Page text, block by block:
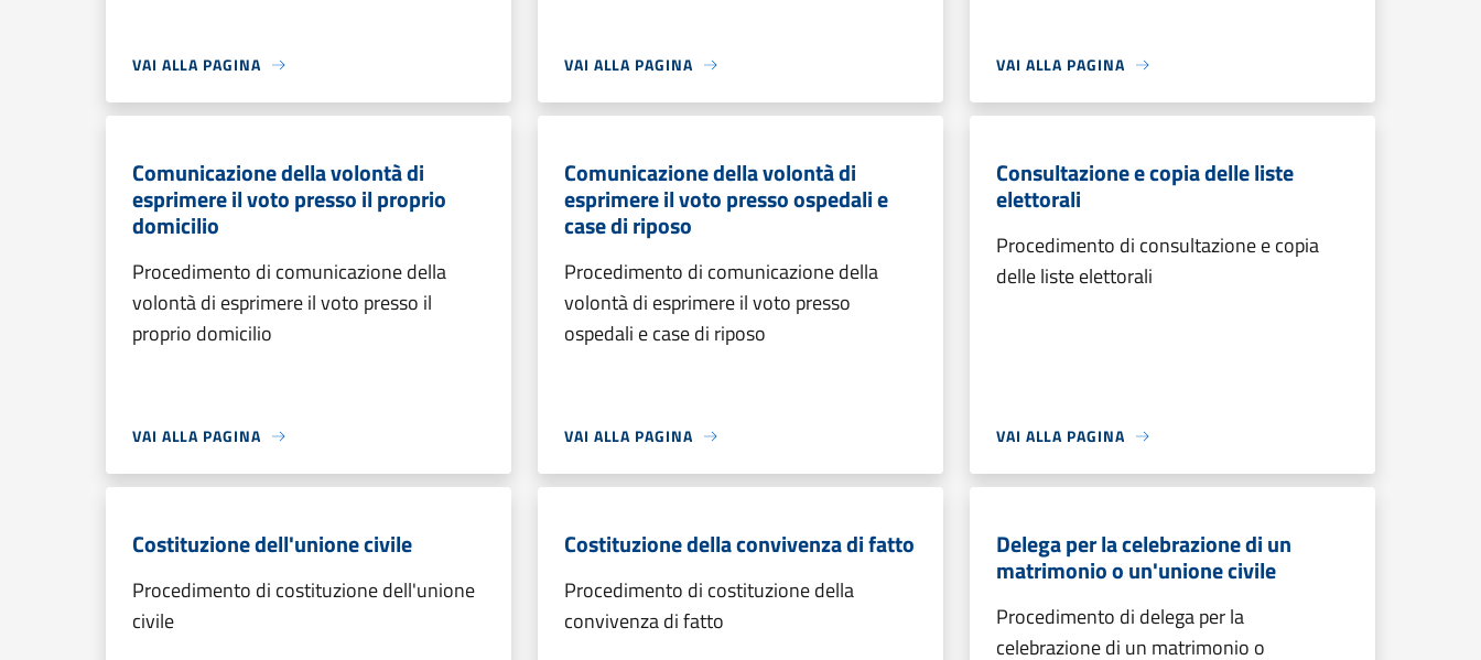
VAI ALLA PAGINA VAI ALLA PAGINA VAI ALLA PAGINA
Comunicazione della volontà di
esprimere il voto presso il proprio
domicilio
Procedimento di comunicazione della
volontà di esprimere il voto presso il
proprio domicilio
VAI ALLA PAGINA
Comunicazione della volontà di
esprimere il voto presso ospedali e
case di riposo
Procedimento di comunicazione della
volontà di esprimere il voto presso
ospedali e case di riposo
VAI ALLA PAGINA
Consultazione e copia delle liste
elettorali
Procedimento di consultazione e copia
delle liste elettorali
VAI ALLA PAGINA
Costituzione dell'unione civile
Procedimento di costituzione dell'unione
civile
Costituzione della convivenza di fatto
Procedimento di costituzione della
convivenza di fatto
Delega per la celebrazione di un
matrimonio o un'unione civile
Procedimento di delega per la
celebrazione di un matrimonio o